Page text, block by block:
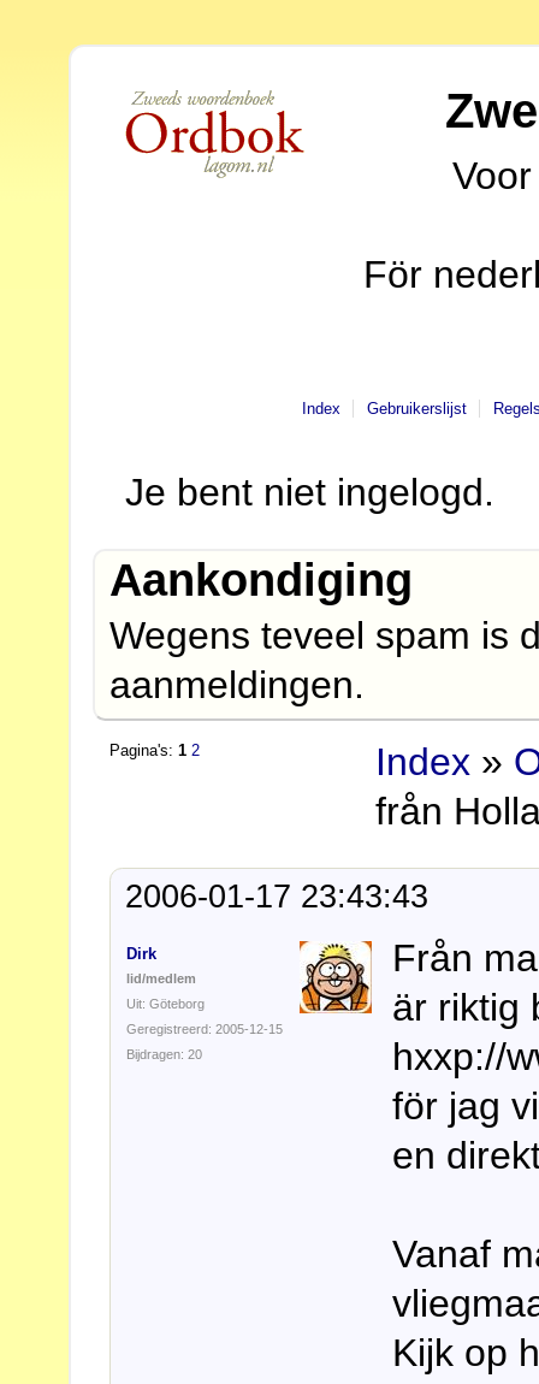
För
Index Gebruikerslijst
Je bent niet ingelogd.
Aankondiging
Wegens teveel spam is
aanmeldingen.
Pagina's:1 2 Index »
från
2006-01-17 23:43:43
Dirk
lid/medlem
Uit: Göteborg
Geregistreerd: 2005-12-15
Bijdragen: 20
Från
är riktig
hxxp://
för jag
en
Vanaf
Kijk op